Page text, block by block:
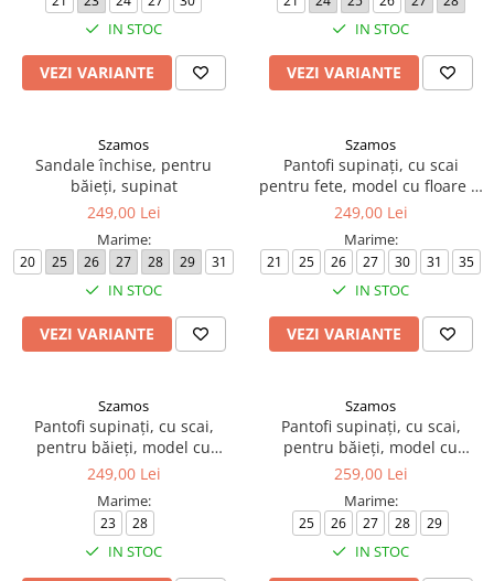
IN STOC
VEZI VARIANTE
IN STOC
VEZI VARIANTE
Szamos
Sandale închise, pentru
băieți, supinat
249,00 Lei
Marime:
20 25 26 27 28 29 31
IN STOC
VEZI VARIANTE
Szamos
Pantofi supinați, cu scai
pentru fete, model cu floare și
buburuză
249,00 Lei
Marime:
21 25 26 27 30 31 35
IN STOC
VEZI VARIANTE
Szamos
Pantofi supinați, cu scai,
pentru băieți, model cu
mașină
249,00 Lei
Marime:
23 28
IN STOC
Szamos
Pantofi supinați, cu scai,
pentru băieți, model cu
tractor
259,00 Lei
Marime:
25 26 27 28 29
IN STOC